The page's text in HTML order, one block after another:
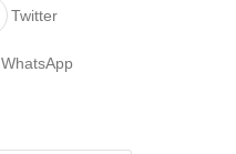
Twitter
WhatsApp